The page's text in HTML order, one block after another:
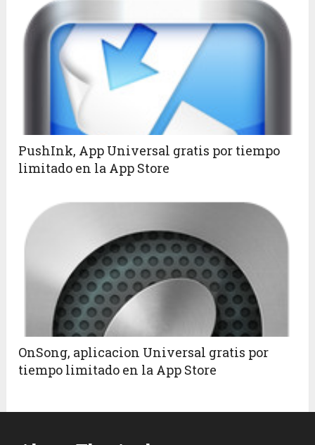
PushInk, App Universal gratis por tiempo
limitado en la App Store
OnSong, aplicacion Universal gratis por
tiempo limitado en la App Store